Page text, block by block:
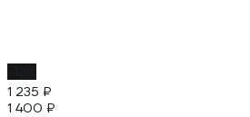
1 235 ₽
1 400 ₽